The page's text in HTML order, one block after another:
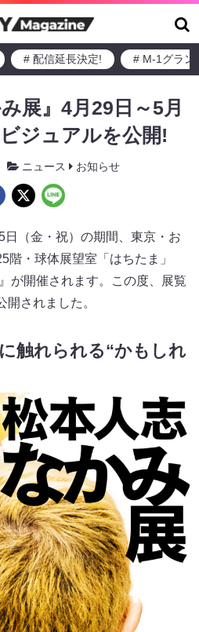
# 配信延長決定! # M-1グラン
展』4月29日～5月
ジュアルを公開!
ニュース お知らせ
（金・祝）の期間、東京・お
階・球体展望室「はちたま」
が開催されます。この度、展覧
されました。
触れられる“かもしれ